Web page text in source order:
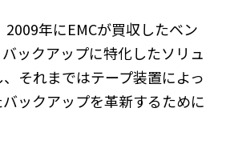
年にEMCが買収したベン
ックアップに特化したソリュ
それまではテープ装置によっ
ックアップを革新するために